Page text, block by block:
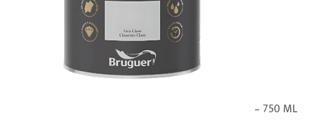
BRUGUER PINTURA MUEBLES COCINA GRIS CLARO – 750 ML